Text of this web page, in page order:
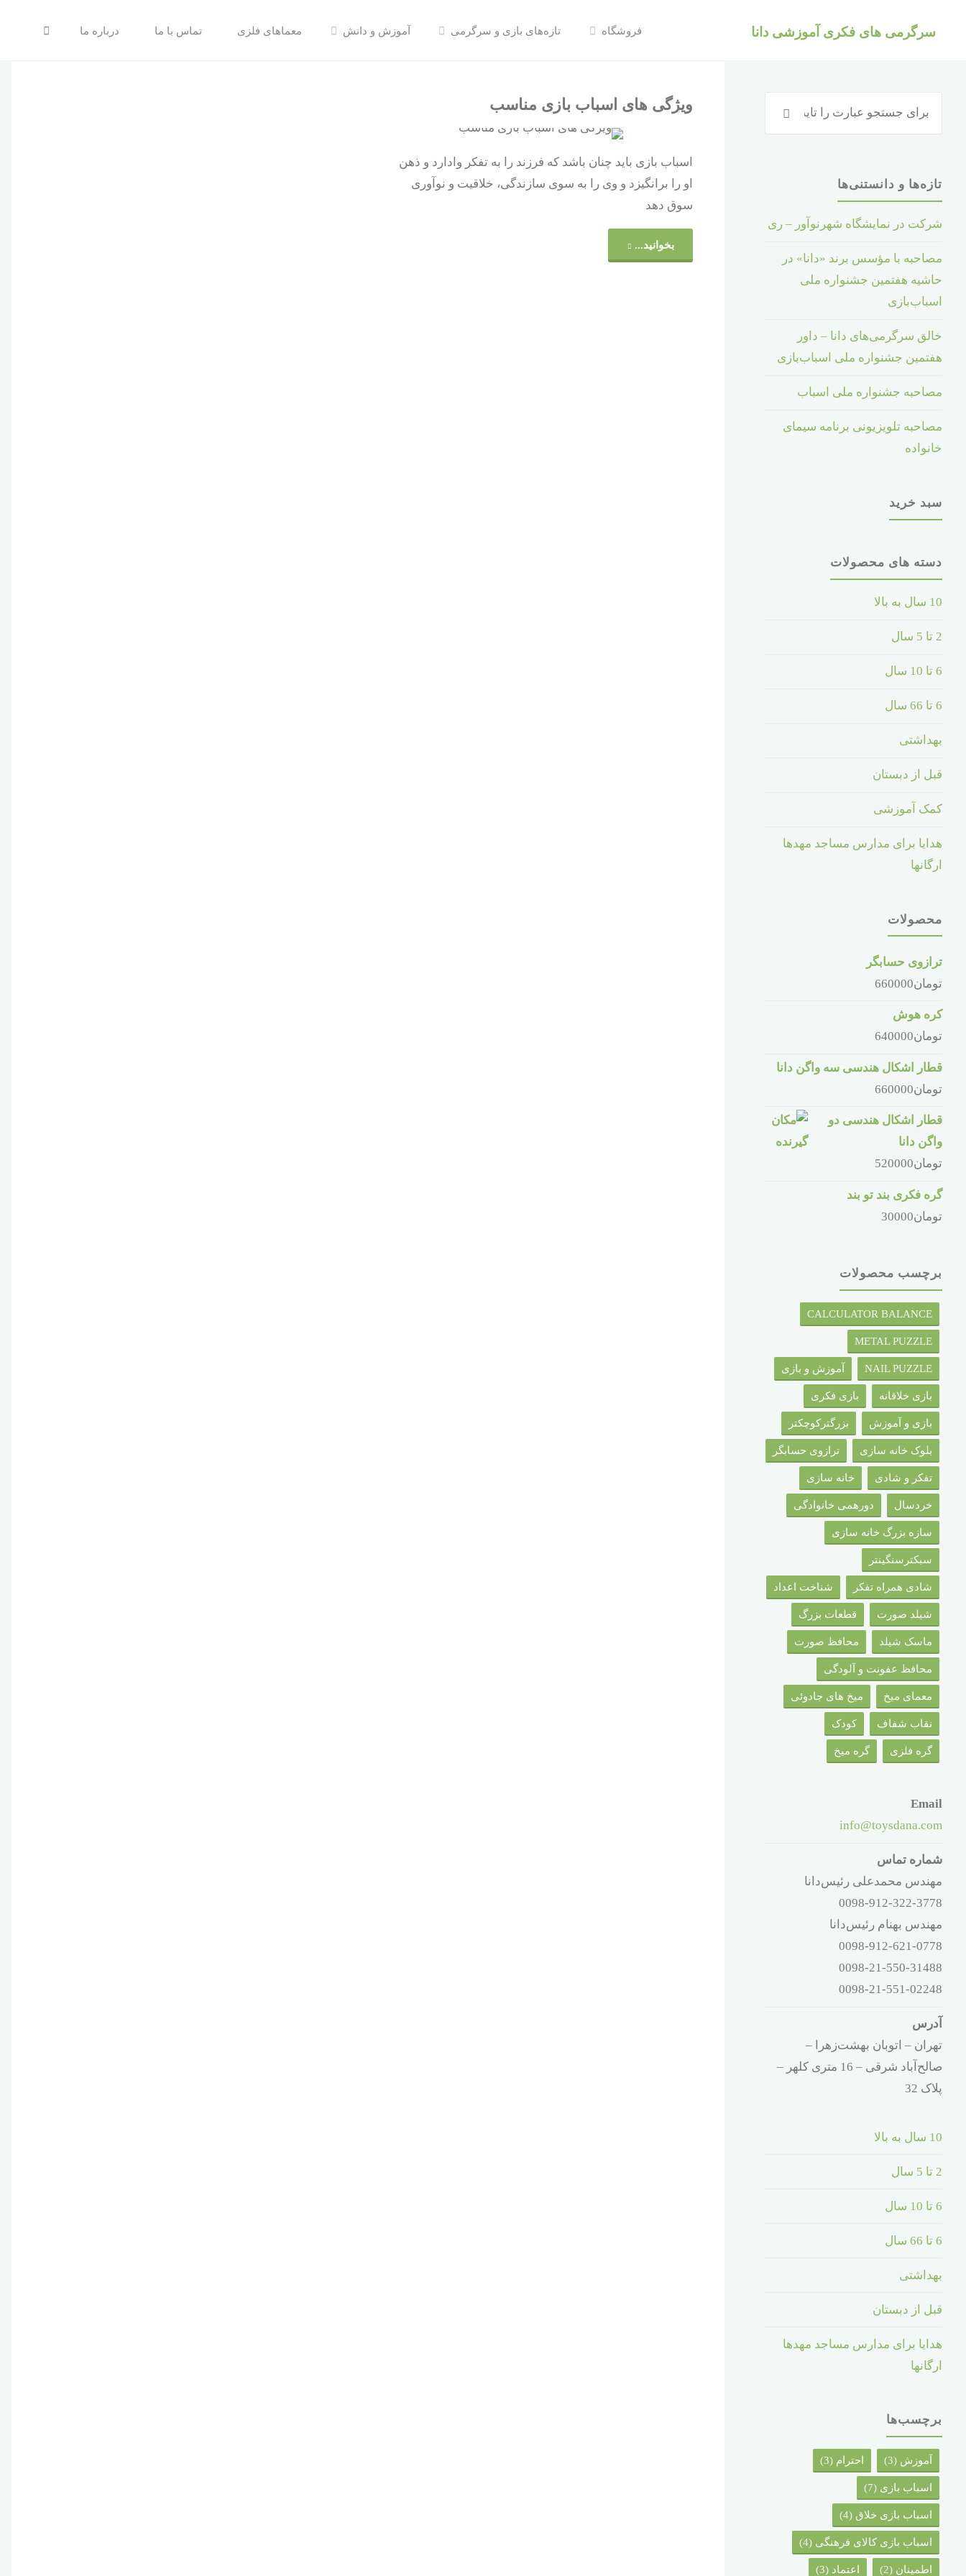
سرگرمی های فکری آموزشی دانا فروشگاه تازه‌های بازی و سرگرمی آموزش و دانش معماهای فلزی تماس با ما درباره ما
ویژگی های اسباب بازی مناسب
/
دنیای
اسباب بازی باید چنان باشد که فرزند را به تفکر وادارد و ذهن
او را برانگیزد و وی را به سوی سازندگی، خلاقیت و نوآوری
سوق دهد
بخوانید...
جستجو
تازه‌ها و دانستنی‌ها
شرکت در نمایشگاه شهرنوآور – ری
مصاحبه با مؤسس برند «دانا» در
حاشیه هفتمین جشنواره ملی
اسباب‌بازی
خالق سرگرمی‌های دانا – داور
هفتمین جشنواره ملی اسباب‌بازی
مصاحبه جشنواره ملی اسباب
مصاحبه تلویزیونی برنامه سیمای
خانواده
سبد خرید
دسته های محصولات
10 سال به بالا
2 تا 5 سال
6 تا 10 سال
6 تا 66 سال
بهداشتی
قبل از دبستان
کمک آموزشی
هدایا برای مدارس مساجد مهدها
ارگانها
محصولات
ترازوی حسابگر
تومان660000
کره هوش
تومان640000
قطار اشکال هندسی سه واگن دانا
تومان660000
قطار اشکال هندسی دو
واگن دانا
تومان520000
گره فکری بند تو بند
تومان30000
برچسب محصولات
CALCULATOR BALANCE
METAL PUZZLE
NAIL PUZZLE آموزش و بازی
بازی خلاقانه بازی فکری
بازی و آموزش بزرگترکوچکتر
بلوک خانه سازی ترازوی حسابگر
تفکر و شادی خانه سازی
خردسال دورهمی خانوادگی
سازه بزرگ خانه سازی
سبکترسنگینتر
شادی همراه تفکر شناخت اعداد
شیلد صورت قطعات بزرگ
ماسک شیلد محافظ صورت
محافظ عفونت و آلودگی
معمای میخ میخ های جادوئی
نقاب شفاف کودک
گره فلزی گره میخ
Email
info@toysdana.com
شماره تماس
مهندس محمدعلی رئیس‌دانا
0098-912-322-3778
مهندس بهنام رئیس‌دانا
0098-912-621-0778
0098-21-550-31488
0098-21-551-02248
آدرس
تهران – اتوبان بهشت‌زهرا –
صالح‌آباد شرقی – 16 متری کلهر –
پلاک 32
10 سال به بالا
2 تا 5 سال
6 تا 10 سال
6 تا 66 سال
بهداشتی
قبل از دبستان
هدایا برای مدارس مساجد مهدها
ارگانها
برچسب‌ها
آموزش (3) احترام (3)
اسباب بازی (7)
اسباب بازی خلاق (4)
اسباب بازی کالای فرهنگی (4)
اطمینان (2) اعتماد (3)